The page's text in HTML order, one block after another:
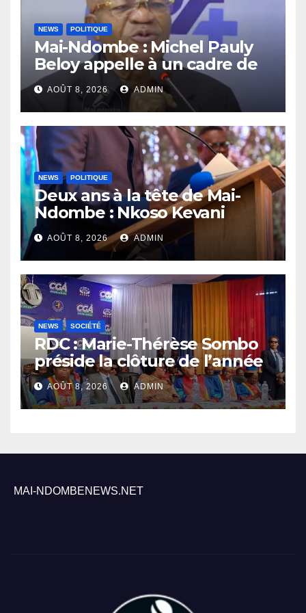
NEWS POLITIQUE
Mai-Ndombe : Michel Pauly
Beloy appelle à un cadre de
concertation avant la tenue
du dialogue inclusif
AOÛT 8, 2026 ADMIN
NEWS POLITIQUE
Deux ans à la tête de Mai-
Ndombe : Nkoso Kevani
défend son bilan et fait de la
sécurité sa priorité
AOÛT 8, 2026 ADMIN
NEWS SOCIÉTÉ
RDC : Marie-Thérèse Sombo
préside la clôture de l’année
académique 2025-2026 à
l’UNIKIN
AOÛT 8, 2026 ADMIN
MAI-NDOMBENEWS.NET